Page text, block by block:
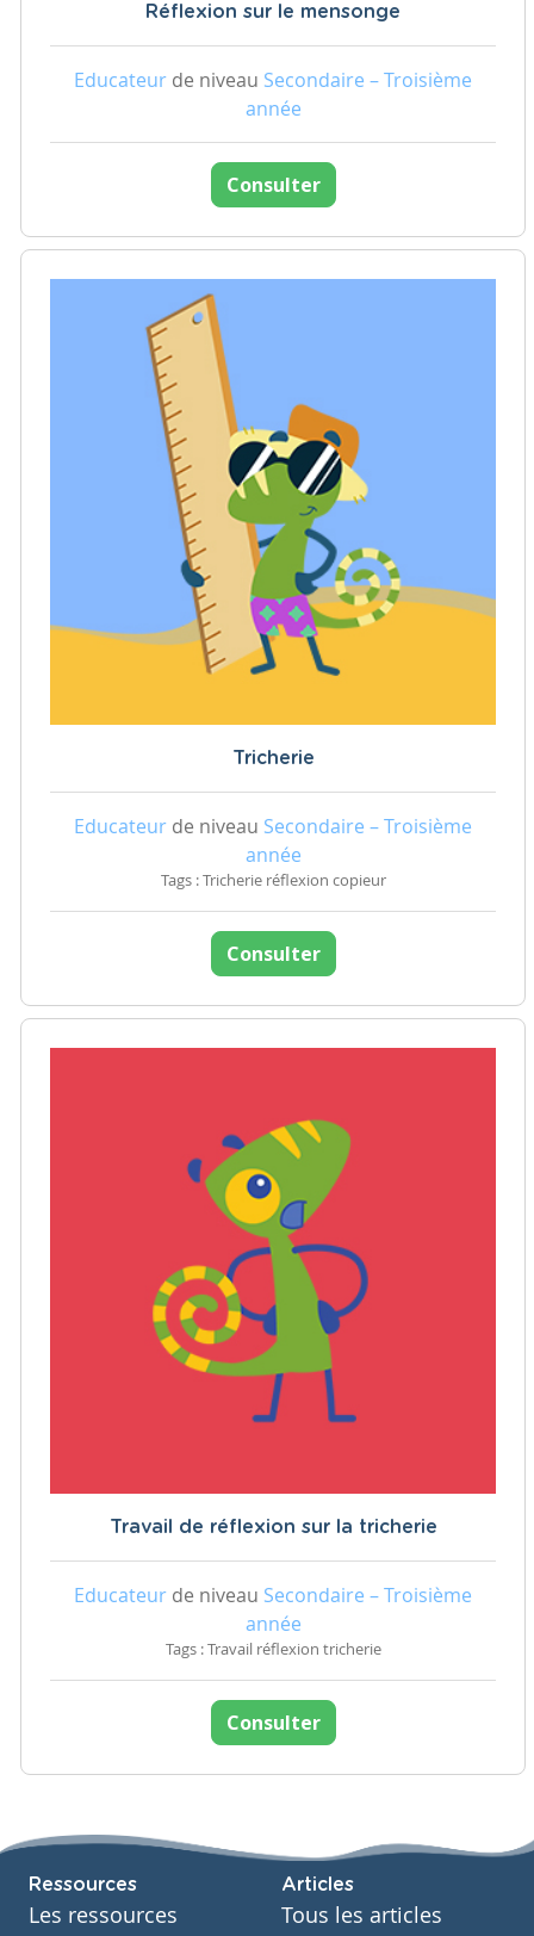
Réflexion sur le mensonge
Educateur de niveau Secondaire – Troisième
année
Consulter
Tricherie
Educateur de niveau Secondaire – Troisième
année
Tags : Tricherie réflexion copieur
Consulter
Travail de réflexion sur la tricherie
Educateur de niveau Secondaire – Troisième
année
Tags : Travail réflexion tricherie
Consulter
Ressources
Les ressources
Articles
Tous les articles